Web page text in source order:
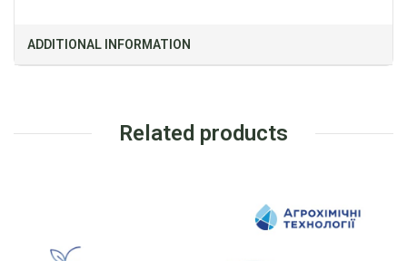
ADDITIONAL INFORMATION
Related products